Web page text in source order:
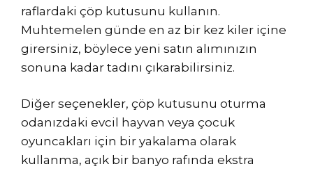
raflardaki çöp kutusunu kullanın.
Muhtemelen günde en az bir kez kiler içine
girersiniz, böylece yeni satın alımınızın
sonuna kadar tadını çıkarabilirsiniz.
Diğer seçenekler, çöp kutusunu oturma
odanızdaki evcil hayvan veya çocuk
oyuncakları için bir yakalama olarak
kullanma, açık bir banyo rafında ekstra